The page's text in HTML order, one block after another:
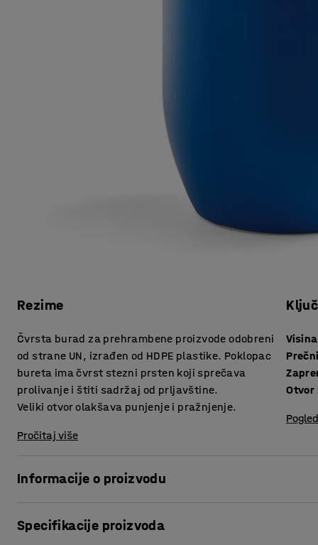
Rezime
Čvrsta burad za prehrambene proizvode odobreni
od strane UN, izrađen od HDPE plastike. Poklopac
bureta ima čvrst stezni prsten koji sprečava
prolivanje i štiti sadržaj od prljavštine.
Veliki otvor olakšava punjenje i pražnjenje.
Pročitaj više
Visina
Otvor
Informacije o proizvodu
potpuno zatvorenim od prljavštine i prosipanja, što
Specifikacije proizvoda